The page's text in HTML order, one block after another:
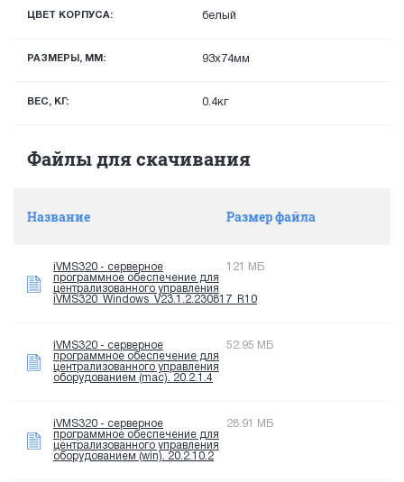
ЦВЕТ КОРПУСА: белый
РАЗМЕРЫ, ММ: 93х74мм
ВЕС, КГ: 0.4кг
Файлы для скачивания
Название Размер файла
iVMS320 - серверное
программное обеспечение для
централизованного управления
iVMS320_Windows_V23.1.2.230817_R10
121 МБ
iVMS320 - серверное
программное обеспечение для
централизованного управления
оборудованием (mac). 20.2.1.4
52.95 МБ
iVMS320 - серверное
программное обеспечение для
централизованного управления
оборудованием (win). 20.2.10.2
28.91 МБ